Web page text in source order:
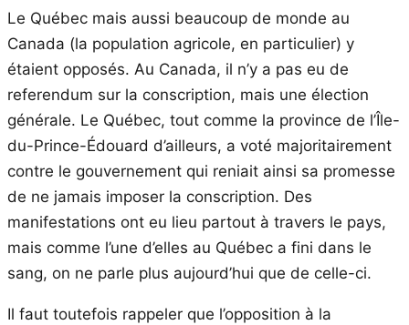
Le Québec mais aussi beaucoup de monde au
Canada (la population agricole, en particulier) y
étaient opposés. Au Canada, il n’y a pas eu de
referendum sur la conscription, mais une élection
générale. Le Québec, tout comme la province de l’Île-
du-Prince-Édouard d’ailleurs, a voté majoritairement
contre le gouvernement qui reniait ainsi sa promesse
de ne jamais imposer la conscription. Des
manifestations ont eu lieu partout à travers le pays,
mais comme l’une d’elles au Québec a fini dans le
sang, on ne parle plus aujourd’hui que de celle-ci.
Il faut toutefois rappeler que l’opposition à la